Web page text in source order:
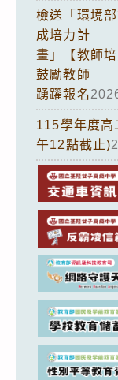
檢送「環境
成培力計
畫」【教師
鼓勵教師
踴躍報名
115學年度高
午12點截止)